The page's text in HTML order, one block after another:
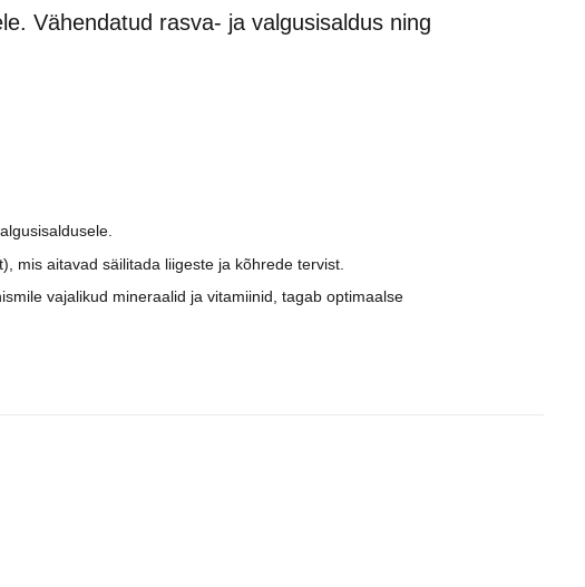
Vähendatud rasva- ja valgusisaldus ning
mis aitavad säilitada liigeste ja kõhrede tervist.
vajalikud mineraalid ja vitamiinid, tagab optimaalse